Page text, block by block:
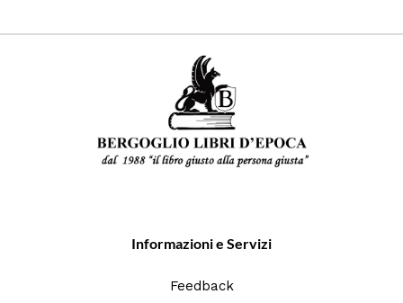
Informazioni e Servizi
Feedback